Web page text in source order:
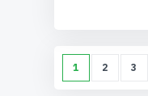
Page
Momentálne
1 Page
2 3